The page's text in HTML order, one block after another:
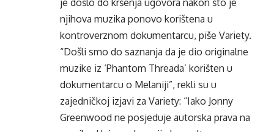
njihova muzika ponovo korištena u
kontroverznom dokumentarcu, piše Variety.
“Došli smo do saznanja da je dio originalne
muzike iz ‘Phantom Threada’ korišten u
dokumentarcu o Melaniji”, rekli su u
zajedničkoj izjavi za Variety: “Iako Jonny
Greenwood ne posjeduje autorska prava na